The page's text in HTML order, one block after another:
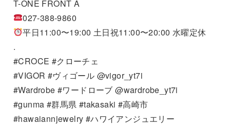
T-ONE FRONT A
027-388-9860
平日11:00〜19:00 土日祝11:00〜20:00 水曜定休
.
#CROCE #クローチェ
#VIGOR #ヴィゴール @vigor_yt7i
#Wardrobe #ワードローブ @wardrobe_yt7i
#gunma #群馬県 #takasaki #高崎市
#hawaiannjewelry #ハワイアンジュエリー